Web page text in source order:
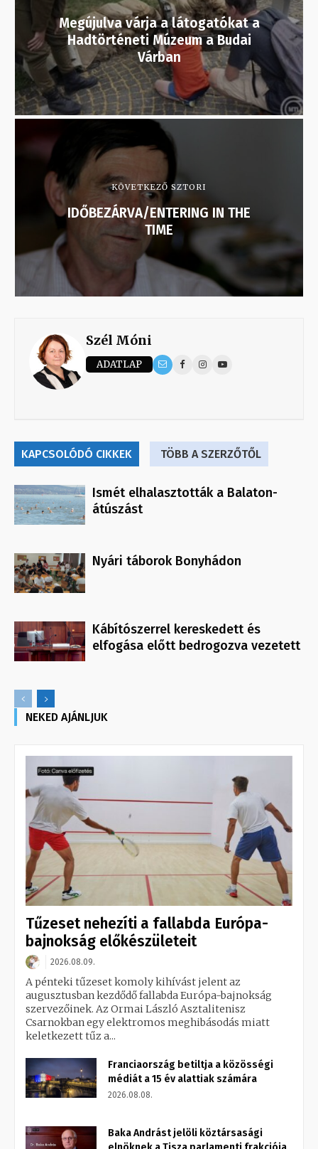
Megújulva várja a látogatókat a
Hadtörténeti Múzeum a Budai
Várban
KÖVETKEZŐ SZTORI
IDŐBEZÁRVA/ENTERING IN THE
TIME
Szél Móni
ADATLAP
KAPCSOLÓDÓ CIKKEK TÖBB A SZERZŐTŐL
Ismét elhalasztották a Balaton-
átúszást
Nyári táborok Bonyhádon
Kábítószerrel kereskedett és
elfogása előtt bedrogozva vezetett
NEKED AJÁNLJUK
Tűzeset nehezíti a fallabda Európa-
bajnokság előkészületeit
2026.08.09.
A pénteki tűzeset komoly kihívást jelent az
augusztusban kezdődő fallabda Európa-bajnokság
szervezőinek. Az Ormai László Asztalitenisz
Csarnokban egy elektromos meghibásodás miatt
keletkezett tűz a...
Franciaország betiltja a közösségi
médiát a 15 év alattiak számára
2026.08.08.
Baka Andrást jelöli köztársasági